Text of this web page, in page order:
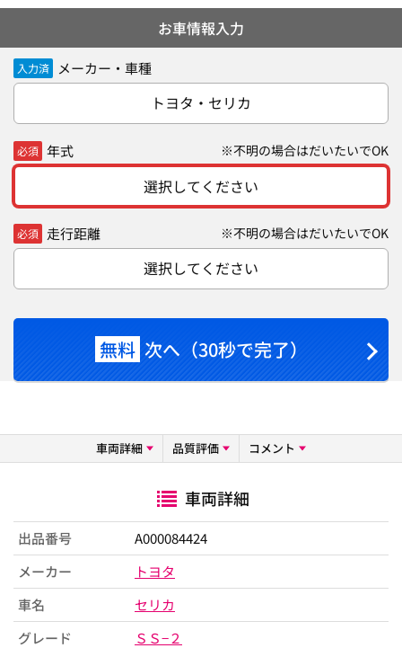
お車情報入力
入力済 メーカー・車種
トヨタ・セリカ
必須 年式 ※不明の場合はだいたいでOK
選択してください
必須 走行距離 ※不明の場合はだいたいでOK
選択してください
無料 次へ（30秒で完了）
車両詳細 品質評価 コメント
車両詳細
出品番号
A000084424
メーカー
トヨタ
車名
セリカ
グレード
ＳＳ−２